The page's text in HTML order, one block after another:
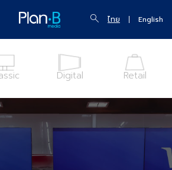
ไทย English
Digital Retail